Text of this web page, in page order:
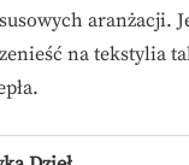
aranżacji.
na tekstylia